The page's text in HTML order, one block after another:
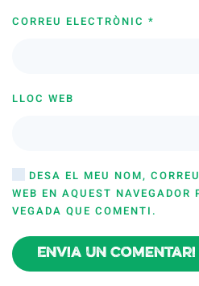
CORREU ELECTRÒNIC *
LLOC WEB
DESA EL MEU NOM,
WEB EN AQUEST
VEGADA QUE COMENTI.
Envia un comentari